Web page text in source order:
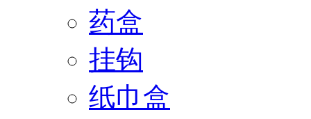
药盒
挂钩
纸巾盒